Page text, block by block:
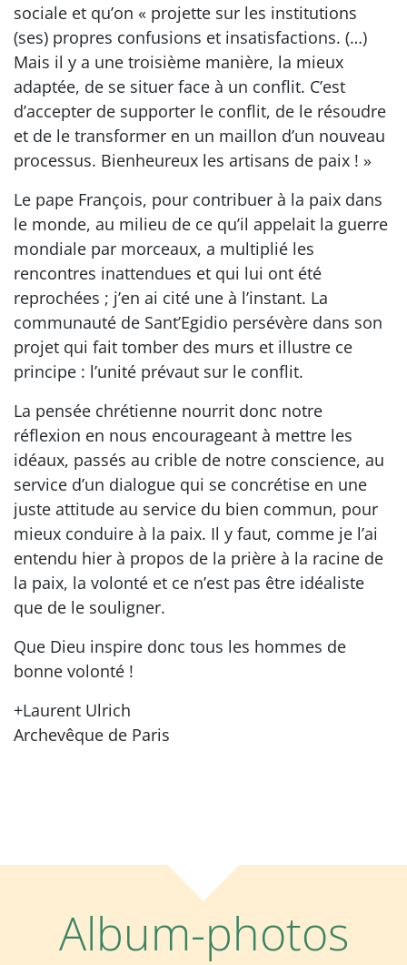
sociale et qu’on « projette sur les institutions
(ses) propres confusions et insatisfactions. (…)
Mais il y a une troisième manière, la mieux
adaptée, de se situer face à un conflit. C’est
d’accepter de supporter le conflit, de le résoudre
et de le transformer en un maillon d’un nouveau
processus. Bienheureux les artisans de paix ! »
Le pape François, pour contribuer à la paix dans
le monde, au milieu de ce qu’il appelait la guerre
mondiale par morceaux, a multiplié les
rencontres inattendues et qui lui ont été
reprochées ; j’en ai cité une à l’instant. La
communauté de Sant’Egidio persévère dans son
projet qui fait tomber des murs et illustre ce
principe : l’unité prévaut sur le conflit.
La pensée chrétienne nourrit donc notre
réflexion en nous encourageant à mettre les
idéaux, passés au crible de notre conscience, au
service d’un dialogue qui se concrétise en une
juste attitude au service du bien commun, pour
mieux conduire à la paix. Il y faut, comme je l’ai
entendu hier à propos de la prière à la racine de
la paix, la volonté et ce n’est pas être idéaliste
que de le souligner.
Que Dieu inspire donc tous les hommes de
bonne volonté !
+Laurent Ulrich
Archevêque de Paris
Album-photos